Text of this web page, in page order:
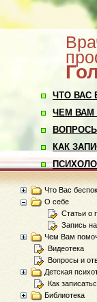
ЧТО ВАС
ЧЕМ
КАК
Что Вас
О себе
Статьи о
Запись
Чем Вам
Видеотека
Вопросы и
Детская
Как
Библиотека